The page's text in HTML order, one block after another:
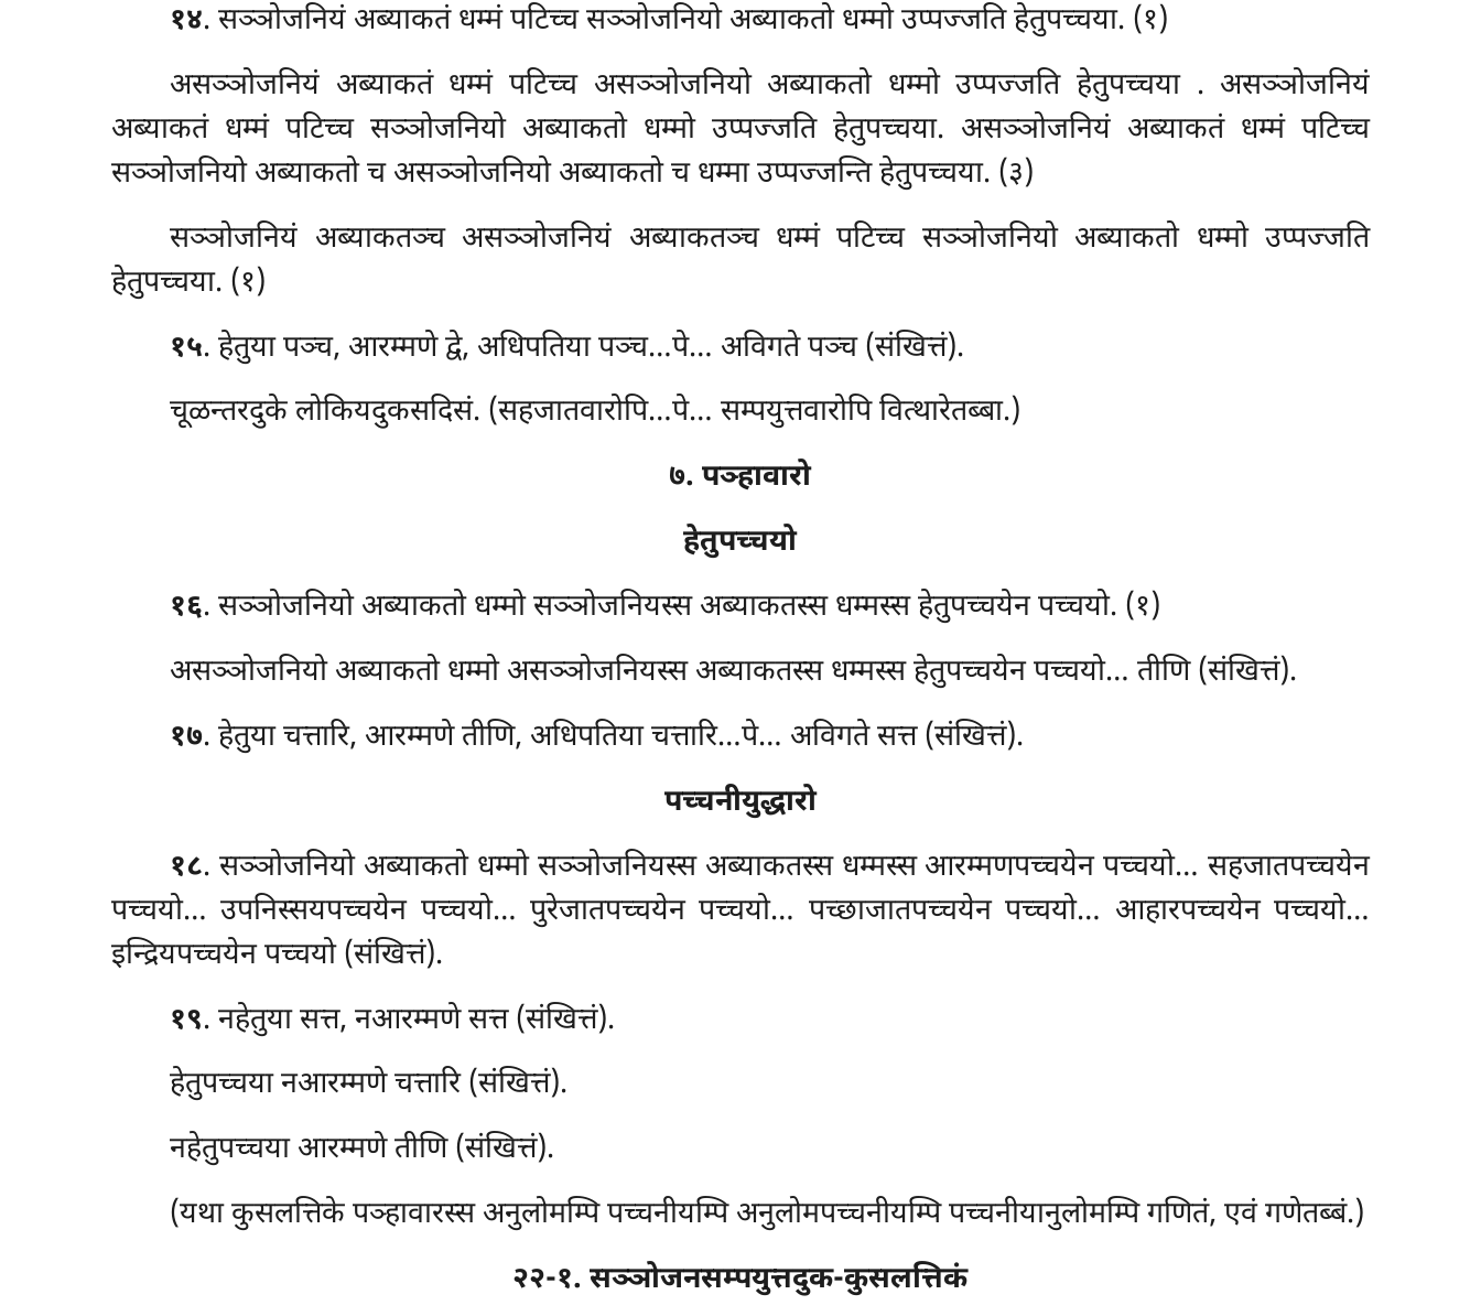
१४. सञ्ञोजनियं अब्याकतं धम्मं पटिच्च सञ्ञोजनियो अब्याकतो धम्मो उप्पज्जति हेतुपच्चया. (१)
असञ्ञोजनियं अब्याकतं धम्मं पटिच्च असञ्ञोजनियो अब्याकतो धम्मो उप्पज्जति हेतुपच्चया . असञ्ञोजनियं
अब्याकतं धम्मं पटिच्च सञ्ञोजनियो अब्याकतो धम्मो उप्पज्जति हेतुपच्चया. असञ्ञोजनियं अब्याकतं धम्मं पटिच्च
सञ्ञोजनियो अब्याकतो च असञ्ञोजनियो अब्याकतो च धम्मा उप्पज्जन्ति हेतुपच्चया. (३)
सञ्ञोजनियं अब्याकतञ्च असञ्ञोजनियं अब्याकतञ्च धम्मं पटिच्च सञ्ञोजनियो अब्याकतो धम्मो उप्पज्जति
हेतुपच्चया. (१)
१५. हेतुयापञ्च, आरम्मणे द्वे, अधिपतिया पञ्च…पे… अविगते पञ्च (संखित्तं).
चूळन्तरदुके लोकियदुकसदिसं. (सहजातवारोपि…पे… सम्पयुत्तवारोपि वित्थारेतब्बा.)
७. पञ्हावारो
हेतुपच्चयो
१६. सञ्ञोजनियो अब्याकतो धम्मो सञ्ञोजनियस्स अब्याकतस्स धम्मस्स हेतुपच्चयेन पच्चयो. (१)
असञ्ञोजनियो अब्याकतो धम्मो असञ्ञोजनियस्स अब्याकतस्स धम्मस्स हेतुपच्चयेन पच्चयो… तीणि (संखित्तं).
१७. हेतुयाचत्तारि, आरम्मणे तीणि, अधिपतिया चत्तारि…पे… अविगते सत्त (संखित्तं).
पच्चनीयुद्धारो
१८. सञ्ञोजनियो अब्याकतो धम्मो सञ्ञोजनियस्स अब्याकतस्स धम्मस्स आरम्मणपच्चयेन पच्चयो… सहजातपच्चयेन
पच्चयो… उपनिस्सयपच्चयेन पच्चयो… पुरेजातपच्चयेन पच्चयो… पच्छाजातपच्चयेनपच्चयो… आहारपच्चयेन पच्चयो…
इन्द्रियपच्चयेन पच्चयो (संखित्तं).
१९. नहेतुया सत्त, नआरम्मणे सत्त (संखित्तं).
हेतुपच्चया नआरम्मणे चत्तारि (संखित्तं).
नहेतुपच्चया आरम्मणे तीणि (संखित्तं).
(यथा कुसलत्तिके पञ्हावारस्स अनुलोमम्पि पच्चनीयम्पि अनुलोमपच्चनीयम्पि पच्चनीयानुलोमम्पि गणितं, एवं गणेतब्बं.)
२२-१. सञ्ञोजनसम्पयुत्तदुक-कुसलत्तिकं